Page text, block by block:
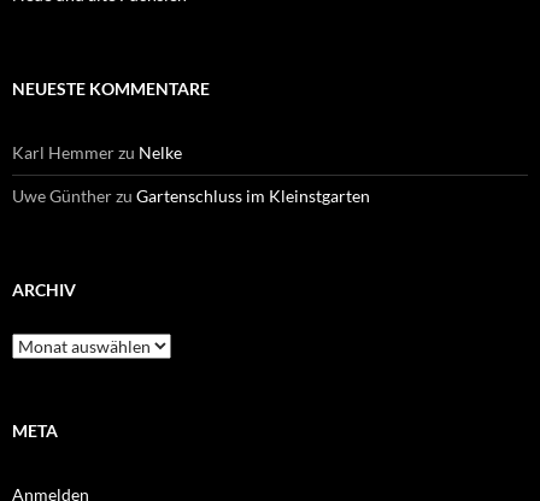
NEUESTE KOMMENTARE
Karl Hemmerzu Nelke
Uwe Güntherzu Gartenschluss im Kleinstgarten
ARCHIV
Archiv
META
Anmelden